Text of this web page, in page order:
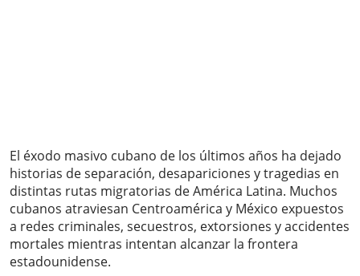
El éxodo masivo cubano de los últimos años ha dejado
historias de separación, desapariciones y tragedias en
distintas rutas migratorias de América Latina. Muchos
cubanos atraviesan Centroamérica y México expuestos
a redes criminales, secuestros, extorsiones y accidentes
mortales mientras intentan alcanzar la frontera
estadounidense.